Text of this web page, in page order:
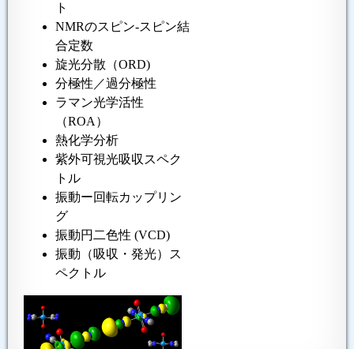
ト
NMRのスピン-スピン結
合定数
旋光分散（ORD)
分極性／過分極性
ラマン光学活性
（ROA）
熱化学分析
紫外可視光吸収スペク
トル
振動ー回転カップリン
グ
振動円二色性 (VCD)
振動（吸収・発光）ス
ペクトル